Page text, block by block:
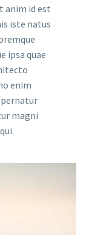
anim id est
iste natus
ipsa quae
enim
magni